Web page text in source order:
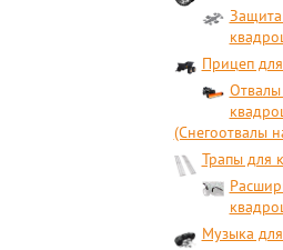
Прицеп
(Снегоотвалы
Трапы для
Музыка